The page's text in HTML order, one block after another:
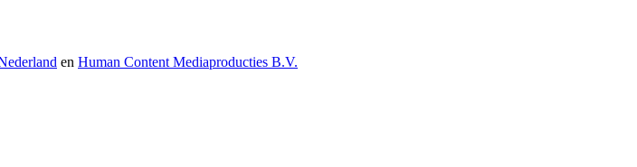
en Human Content Mediaproducties B.V.